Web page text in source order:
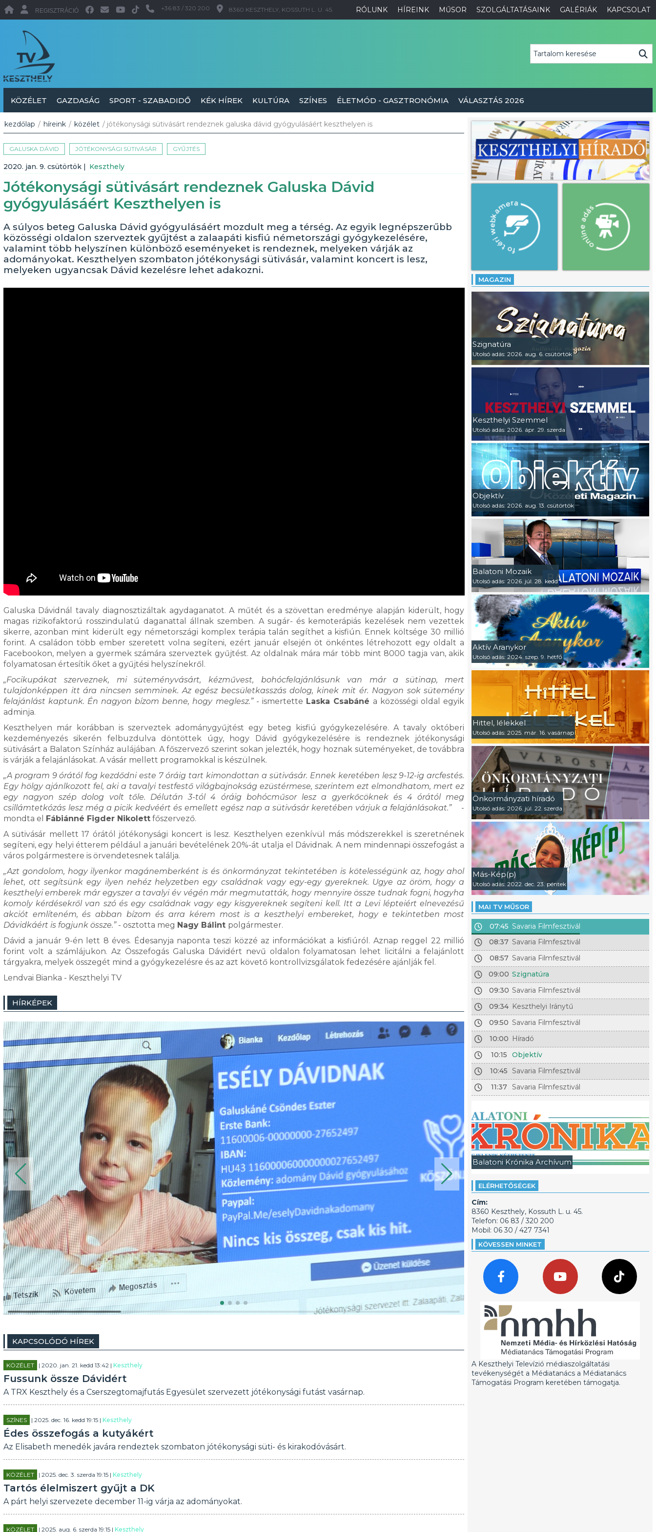
RÓLUNK HÍREINK MŰSOR SZOLGÁLTATÁSAINK GALÉRIÁK KAPCSOLAT
REGISZTRÁCIÓ +36 83 / 320 200 8360 KESZTHELY, KOSSUTH L. U. 45.
KÖZÉLET GAZDASÁG SPORT - SZABADIDŐ KÉK HÍREK KULTÚRA SZÍNES ÉLETMÓD - GASZTRONÓMIA VÁLASZTÁS 2026
kezdőlap / híreink / közélet / jótékonysági sütivásárt rendeznek galuska dávid gyógyulásáért keszthelyen is
GALUSKA DÁVID JÓTÉKONYSÁGI SÜTIVÁSÁR GYŰJTÉS
2020. jan. 9. csütörtök | Keszthely
Jótékonysági sütivásárt rendeznek Galuska Dávid
gyógyulásáért Keszthelyen is
A súlyos beteg Galuska Dávid gyógyulásáért mozdult meg a térség. Az egyik legnépszerűbb
közösségi oldalon szerveztek gyűjtést a zalaapáti kisfiú németországi gyógykezelésére,
valamint több helyszínen különböző eseményeket is rendeznek, melyeken várják az
adományokat. Keszthelyen szombaton jótékonysági sütivásár, valamint koncert is lesz,
melyeken ugyancsak Dávid kezelésre lehet adakozni.
Galuska Dávidnál tavaly diagnosztizáltak agydaganatot. A műtét és a szövettan eredménye alapján kiderült, hogy
magas rizikofaktorú rosszindulatú daganattal állnak szemben. A sugár- és kemoterápiás kezelések nem vezettek
sikerre, azonban mint kiderült egy németországi komplex terápia talán segíthet a kisfiún. Ennek költsége 30 millió
forint. A családon több ember szeretett volna segíteni, ezért január elsején öt önkéntes létrehozott egy oldalt a
Facebookon, melyen a gyermek számára szerveztek gyűjtést. Az oldalnak mára már több mint 8000 tagja van, akik
folyamatosan értesítik őket a gyűjtési helyszínekről.
„Focikupákat szerveznek, mi süteményvásárt, kézművest, bohócfelajánlásunk van már a sütinap, mert
tulajdonképpen itt ára nincsen semminek. Az egész becsületkasszás dolog, kinek mit ér. Nagyon sok sütemény
felajánlást kaptunk. Én nagyon bízom benne, hogy meglesz.”- ismertette Laska Csabánéa közösségi oldal egyik
adminja.
Keszthelyen már korábban is szerveztek adománygyűjtést egy beteg kisfiú gyógykezelésére. A tavaly októberi
kezdeményezés sikerén felbuzdulva döntöttek úgy, hogy Dávid gyógykezelésére is rendeznek jótékonysági
sütivásárt a Balaton Színház aulájában. A főszervező szerint sokan jelezték, hogy hoznak süteményeket, de továbbra
is várják a felajánlásokat. A vásár mellett programokkal is készülnek.
„A program 9 órától fog kezdődni este 7 óráig tart kimondottan a sütivásár. Ennek keretében lesz 9-12-ig arcfestés.
Egy hölgy ajánlkozott fel, aki a tavalyi testfestő világbajnokság ezüstérmese, szerintem ezt elmondhatom, mert ez
egy nagyon szép dolog volt tőle. Délután 3-tól 4 óráig bohócműsor lesz a gyerkőcöknek és 4 órától meg
csillámtetkózás lesz még a picik kedvéért és emellett egész nap a sütivásár keretében várjuk a felajánlásokat.”
-
mondta el Fábiánné Figder Nikolettfőszervező.
A sütivásár mellett 17 órától jótékonysági koncert is lesz. Keszthelyen ezenkívül más módszerekkel is szeretnének
segíteni, egy helyi étterem például a januári bevételének 20%-át utalja el Dávidnak. A nem mindennapi összefogást a
város polgármestere is örvendetesnek találja.
„Azt gondolom, hogy ilyenkor magánemberként is és önkormányzat tekintetében is kötelességünk az, hogy ahol
lehet, ott segítsünk egy ilyen nehéz helyzetben egy családnak vagy egy-egy gyereknek. Ugye az öröm, hogy a
keszthelyi emberek már egyszer a tavalyi év végén már megmutatták, hogy mennyire össze tudnak fogni, hogyha
komoly kérdésekről van szó és egy családnak vagy egy kisgyereknek segíteni kell. Itt a Levi lépteiért elnevezésű
akciót említeném, és abban bízom és arra kérem most is a keszthelyi embereket, hogy e tekintetben most
Dávidkáért is fogjunk össze.”- osztotta meg Nagy Bálint polgármester.
Dávid a január 9-én lett 8 éves. Édesanyja naponta teszi közzé az információkat a kisfiúról. Aznap reggel 22 millió
forint volt a számlájukon. Az Összefogás Galuska Dávidért nevű oldalon folyamatosan lehet licitálni a felajánlott
tárgyakra, melyek összegét mind a gyógykezelésre és az azt követő kontrollvizsgálatok fedezésére ajánlják fel.
Lendvai Bianka - Keszthelyi TV
HÍRKÉPEK
KAPCSOLÓDÓ HÍREK
KÖZÉLET | 2020. jan. 21. kedd 13:42 | Keszthely
Fussunk össze Dávidért
A TRX Keszthely és a Cserszegtomajfutás Egyesület szervezett jótékonysági futást vasárnap.
SZÍNES | 2025. dec. 16. kedd 19:15 | Keszthely
Édes összefogás a kutyákért
Az Elisabeth menedék javára rendeztek szombaton jótékonysági süti- és kirakodóvásárt.
KÖZÉLET | 2025. dec. 3. szerda 19:15 | Keszthely
Tartós élelmiszert gyűjt a DK
A párt helyi szervezete december 11-ig várja az adományokat.
KÖZÉLET | 2025. aug. 6. szerda 19:15 | Keszthely
MAGAZIN
Szignatúra
Utolsó adás: 2026. aug. 6. csütörtök
Keszthelyi Szemmel
Utolsó adás: 2026. ápr. 29. szerda
Objektív
Utolsó adás: 2026. aug. 13. csütörtök
Balatoni Mozaik
Utolsó adás: 2026. júl. 28. kedd
Aktív Aranykor
Utolsó adás: 2024. szep. 9. hétfő
Hittel, lélekkel
Utolsó adás: 2025. már. 16. vasárnap
Önkormányzati híradó
Utolsó adás: 2026. júl. 22. szerda
Más-Kép(p)
Utolsó adás: 2022. dec. 23. péntek
MAI TV MŰSOR
07:45 Savaria Filmfesztivál
08:37 Savaria Filmfesztivál
08:57 Savaria Filmfesztivál
09:00 Szignatúra
09:30 Savaria Filmfesztivál
09:34 Keszthelyi Iránytű
09:50 Savaria Filmfesztivál
10:00 Híradó
10:15
Objektív
10:45
Savaria Filmfesztivál
11:37 Savaria Filmfesztivál
Balatoni Krónika Archívum
ELÉRHETŐSÉGEK
Cím:
8360 Keszthely, Kossuth L. u. 45.
Telefon: 06 83 / 320 200
Mobil: 06 30 / 427 7341
KÖVESSEN MINKET
A Keszthelyi Televízió médiaszolgáltatási
tevékenységét a Médiatanács a Médiatanács
Támogatási Program keretében támogatja.